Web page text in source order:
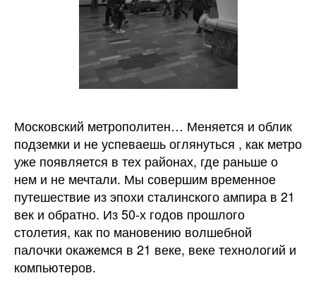
Московский метрополитен… Меняется и облик
подземки и не успеваешь оглянуться , как метро
уже появляется в тех районах, где раньше о
нем и не мечтали. Мы совершим временное
путешествие из эпохи сталинского ампира в 21
век и обратно. Из 50-х годов прошлого
столетия, как по мановению волшебной
палочки окажемся в 21 веке, веке технологий и
компьютеров.